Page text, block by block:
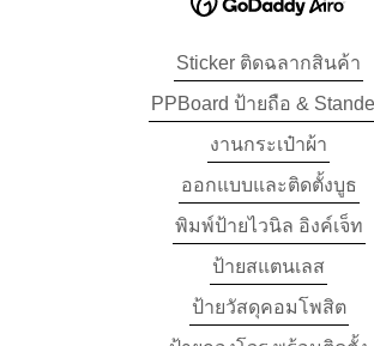
Sticker ติดฉลากสินค้า
PPBoard ป้ายถือ &
งานกระเป๋าผ้า
ออกแบบและติดตั้งบูธ
พิมพ์ป้ายไวนิล อิงค์เจ็ท
ป้าย​สแตนเลส​
ป้ายวัสดุคอมโพสิต